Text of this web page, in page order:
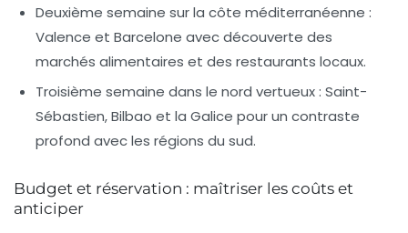
Deuxième semaine sur la côte méditerranéenne :
Valence et Barcelone avec découverte des
marchés alimentaires et des restaurants locaux.
Troisième semaine dans le nord vertueux : Saint-
Sébastien, Bilbao et la Galice pour un contraste
profond avec les régions du sud.
Budget et réservation : maîtriser les coûts et
anticiper